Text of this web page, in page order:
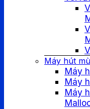
Máy hút
Máy
Máy
Máy